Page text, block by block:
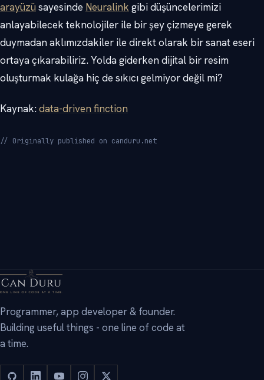
arayüzü sayesinde Neuralink gibi düşüncelerimizi
anlayabilecek teknolojiler ile bir şey çizmeye gerek
duymadan aklımızdakiler ile direkt olarak bir sanat eseri
ortaya çıkarabiliriz. Yolda giderken dijital bir resim
oluşturmak kulağa hiç de sıkıcı gelmiyor değil mi?
Kaynak:data-driven finction
// Originally published on canduru.net
Programmer, app developer & founder.
Building useful things - one line of code at
a time.